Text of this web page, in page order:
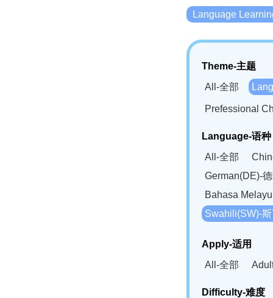
Language
Theme-主题
All-全部
Prefessional
Language-语种
All-全部
German(DE)-
Bahasa
Swahili(SW)-
Apply-适用
All-全部
Difficulty-难度